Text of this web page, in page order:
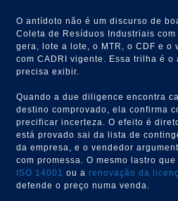
O antídoto não é um discurso de
Coleta de Resíduos Industriais
gera, lote a lote, o MTR, o CDF e o
com CADRI vigente. Essa trilha é o
precisa exibir.
Quando a due diligence encontra
destino comprovado, ela confirma
precificar incerteza. O efeito é
está provado sai da lista de
da empresa, e o vendedor
com promessa. O mesmo lastro
ISO 14001 ou a renovação da
defende o preço numa venda.